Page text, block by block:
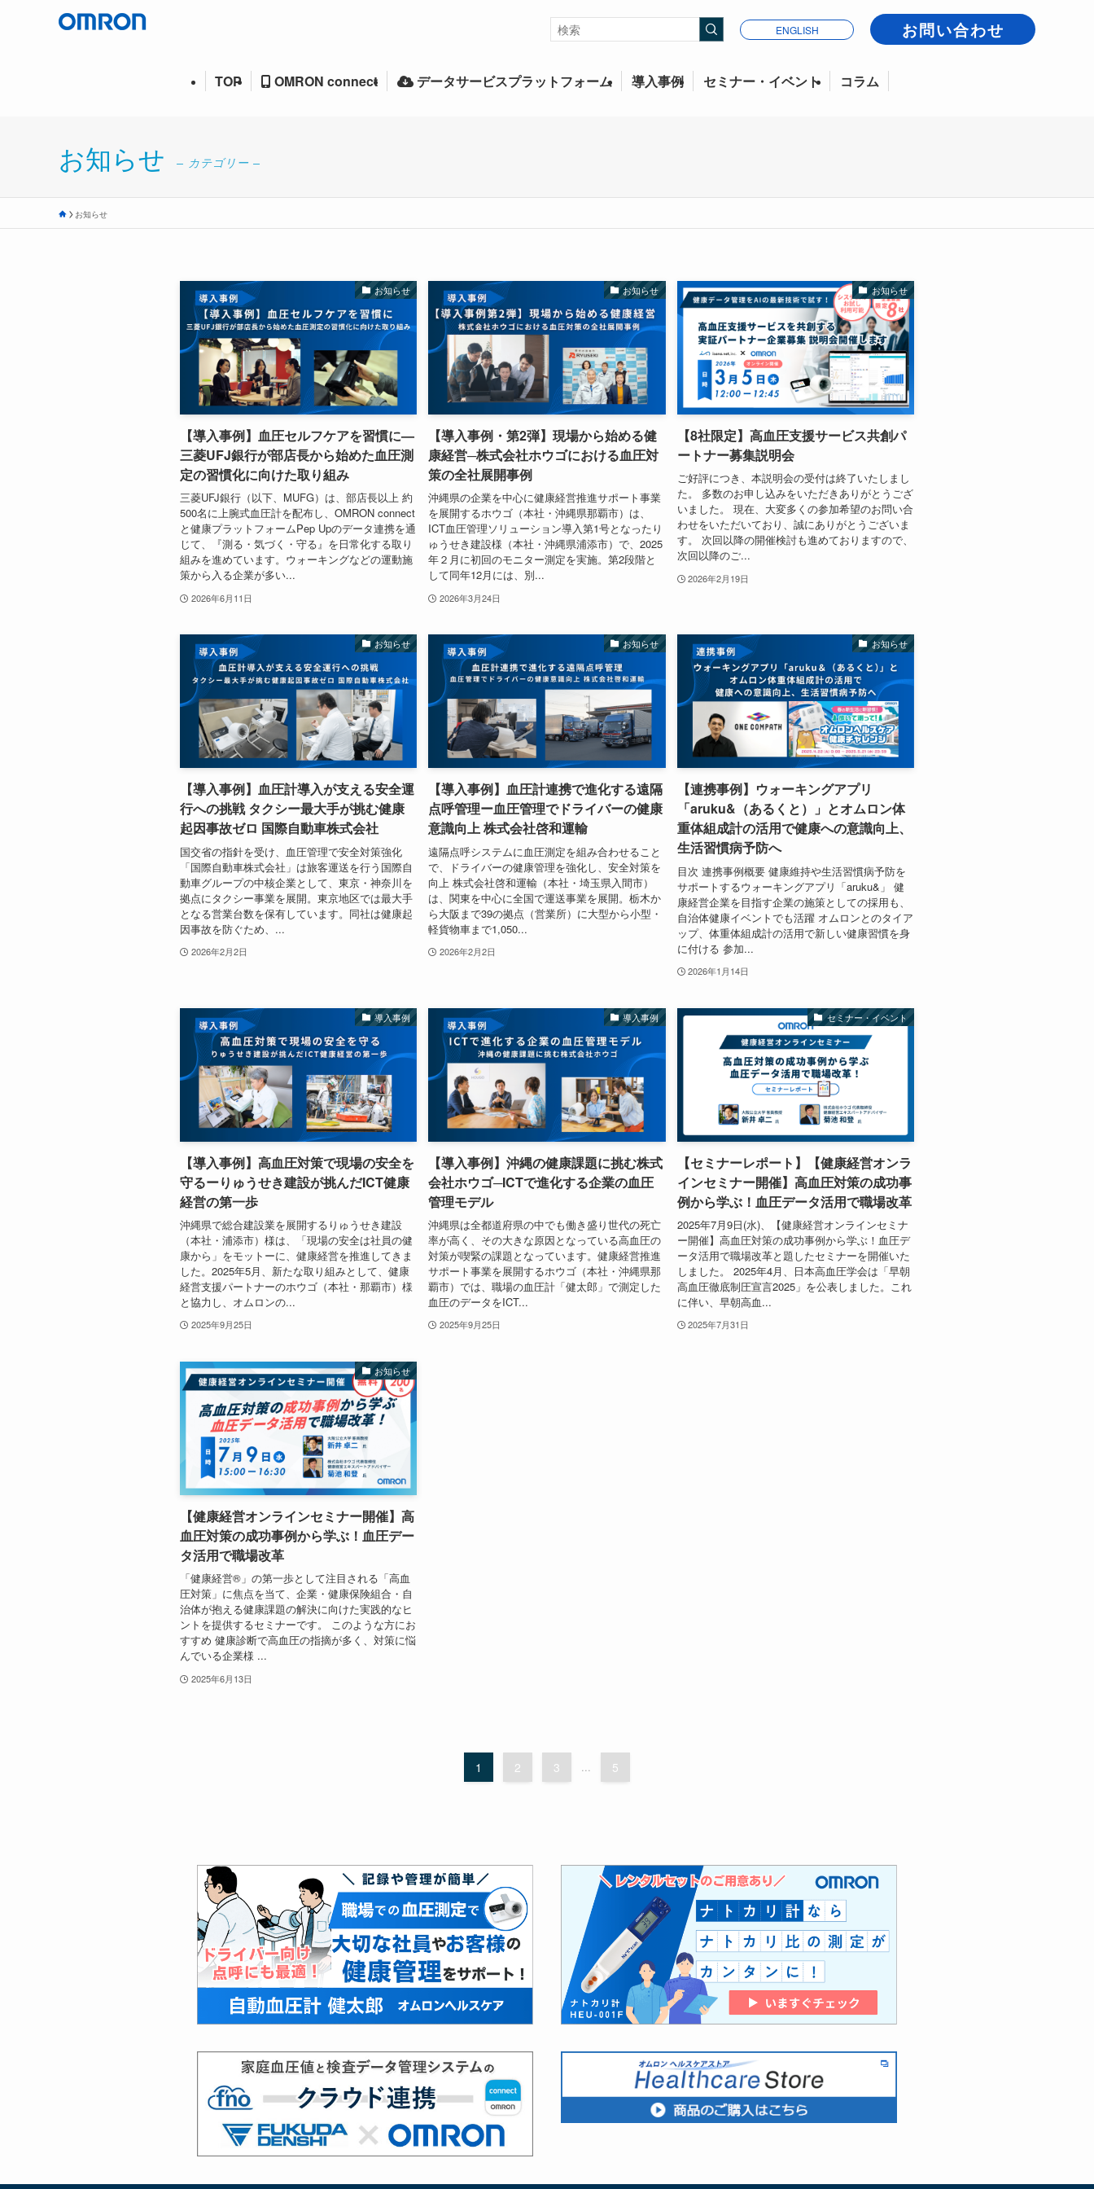
ENGLISH お問い合わせ
TOP OMRON connect データサービスプラットフォーム 導入事例 セミナー・イベント コラム
お知らせ – カテゴリー –
お知らせ
お知らせ
【導入事例】血圧セルフケアを習慣に—
三菱UFJ銀行が部店長から始めた血圧測
定の習慣化に向けた取り組み
三菱UFJ銀行（以下、MUFG）は、部店長以上 約
500名に上腕式血圧計を配布し、OMRON connect
と健康プラットフォームPep Upのデータ連携を通
じて、『測る・気づく・守る』を日常化する取り
組みを進めています。ウォーキングなどの運動施
策から入る企業が多い...
2026年6月11日
お知らせ
【導入事例・第2弾】現場から始める健
康経営─株式会社ホウゴにおける血圧対
策の全社展開事例
沖縄県の企業を中心に健康経営推進サポート事業
を展開するホウゴ（本社・沖縄県那覇市）は、
ICT血圧管理ソリューション導入第1号となったり
ゅうせき建設様（本社・沖縄県浦添市）で、2025
年２月に初回のモニター測定を実施。第2段階と
して同年12月には、別...
2026年3月24日
お知らせ
【8社限定】高血圧支援サービス共創パ
ートナー募集説明会
ご好評につき、本説明会の受付は終了いたしまし
た。 多数のお申し込みをいただきありがとうござ
いました。 現在、大変多くの参加希望のお問い合
わせをいただいており、誠にありがとうございま
す。 次回以降の開催検討も進めておりますので、
次回以降のご...
2026年2月19日
お知らせ
【導入事例】血圧計導入が支える安全運
行への挑戦 タクシー最大手が挑む健康
起因事故ゼロ 国際自動車株式会社
国交省の指針を受け、血圧管理で安全対策強化
「国際自動車株式会社」は旅客運送を行う国際自
動車グループの中核企業として、東京・神奈川を
拠点にタクシー事業を展開。東京地区では最大手
となる営業台数を保有しています。同社は健康起
因事故を防ぐため、...
2026年2月2日
お知らせ
【導入事例】血圧計連携で進化する遠隔
点呼管理ー血圧管理でドライバーの健康
意識向上 株式会社啓和運輸
遠隔点呼システムに血圧測定を組み合わせること
で、ドライバーの健康管理を強化し、安全対策を
向上 株式会社啓和運輸（本社・埼玉県入間市）
は、関東を中心に全国で運送事業を展開。栃木か
ら大阪まで39の拠点（営業所）に大型から小型・
軽貨物車まで1,050...
2026年2月2日
お知らせ
【連携事例】ウォーキングアプリ
「aruku&（あるくと）」とオムロン体
重体組成計の活用で健康への意識向上、
生活習慣病予防へ
目次 連携事例概要 健康維持や生活習慣病予防を
サポートするウォーキングアプリ「aruku&」 健
康経営企業を目指す企業の施策としての採用も、
自治体健康イベントでも活躍 オムロンとのタイア
ップ、体重体組成計の活用で新しい健康習慣を身
に付ける 参加...
2026年1月14日
導入事例
【導入事例】高血圧対策で現場の安全を
守るーりゅうせき建設が挑んだICT健康
経営の第一歩
沖縄県で総合建設業を展開するりゅうせき建設
（本社・浦添市）様は、「現場の安全は社員の健
康から」をモットーに、健康経営を推進してきま
した。2025年5月、新たな取り組みとして、健康
経営支援パートナーのホウゴ（本社・那覇市）様
と協力し、オムロンの...
2025年9月25日
導入事例
【導入事例】沖縄の健康課題に挑む株式
会社ホウゴ─ICTで進化する企業の血圧
管理モデル
沖縄県は全都道府県の中でも働き盛り世代の死亡
率が高く、その大きな原因となっている高血圧の
対策が喫緊の課題となっています。健康経営推進
サポート事業を展開するホウゴ（本社・沖縄県那
覇市）では、職場の血圧計「健太郎」で測定した
血圧のデータをICT...
2025年9月25日
セミナー・イベント
【セミナーレポート】【健康経営オンラ
インセミナー開催】高血圧対策の成功事
例から学ぶ！血圧データ活用で職場改革
2025年7月9日(水)、【健康経営オンラインセミナ
ー開催】高血圧対策の成功事例から学ぶ！血圧デ
ータ活用で職場改革と題したセミナーを開催いた
しました。 2025年4月、日本高血圧学会は「早朝
高血圧徹底制圧宣言2025」を公表しました。これ
に伴い、早朝高血...
2025年7月31日
お知らせ
【健康経営オンラインセミナー開催】高
血圧対策の成功事例から学ぶ！血圧デー
タ活用で職場改革
「健康経営®」の第一歩として注目される「高血
圧対策」に焦点を当て、企業・健康保険組合・自
治体が抱える健康課題の解決に向けた実践的なヒ
ントを提供するセミナーです。 このような方にお
すすめ 健康診断で高血圧の指摘が多く、対策に悩
んでいる企業様 ...
2025年6月13日
1 2 3 ... 5